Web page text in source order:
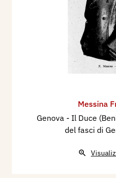
Messina
Genova - Il Duce
del fasci di